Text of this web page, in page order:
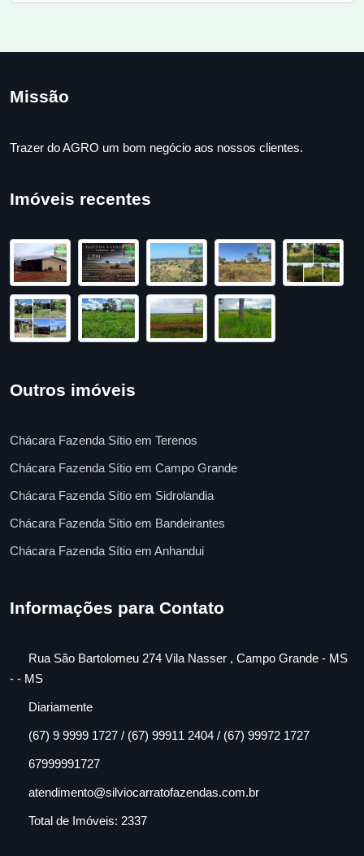
Missão
Trazer do AGRO um bom negócio aos nossos clientes.
Imóveis recentes
Outros imóveis
Chácara Fazenda Sítio em Terenos
Chácara Fazenda Sítio em Campo Grande
Chácara Fazenda Sítio em Sidrolandia
Chácara Fazenda Sítio em Bandeirantes
Chácara Fazenda Sítio em Anhandui
Informações para Contato
Rua São Bartolomeu 274 Vila Nasser , Campo Grande - MS
- - MS
Diariamente
(67) 9 9999 1727 / (67) 99911 2404 / (67) 99972 1727
67999991727
atendimento@silviocarratofazendas.com.br
Total de Imóveis: 2337